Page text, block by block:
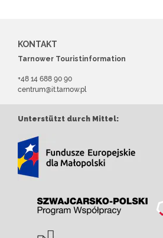
KONTAKT
Tarnower Touristinformation
+48 14 688 90 90
centrum@it.tarnow.pl
Unterstützt durch Mittel: